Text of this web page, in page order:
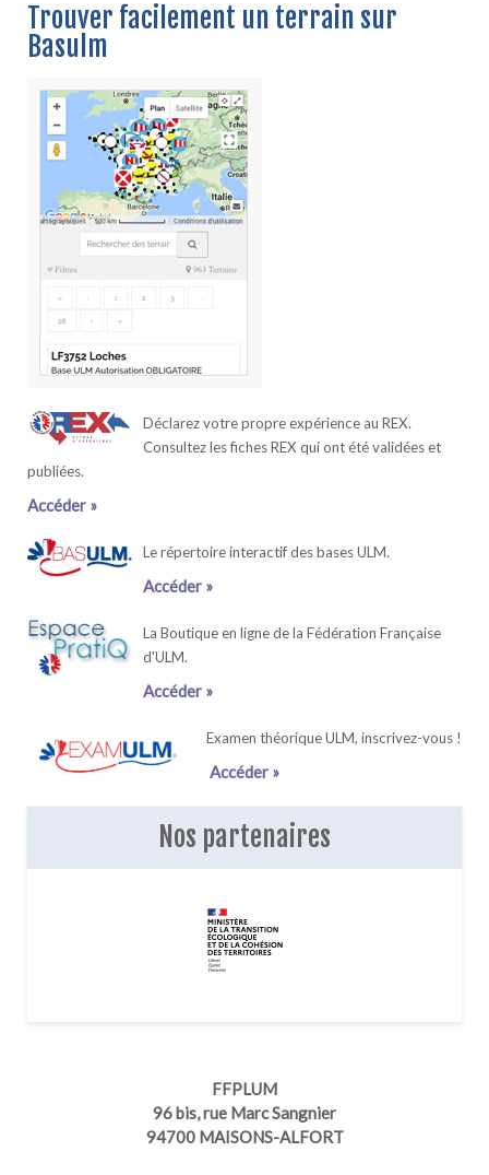
Trouver facilement un terrain sur
Basulm
Déclarez votre propre expérience au REX.
Consultez les fiches REX qui ont été validées et
publiées.
Accéder »
Le répertoire interactif des bases ULM.
Accéder »
La Boutique en ligne de la Fédération Française
d'ULM.
Accéder »
Examen théorique ULM, inscrivez-vous !
Accéder »
Nos partenaires
FFPLUM
96 bis, rue Marc Sangnier
94700 MAISONS-ALFORT